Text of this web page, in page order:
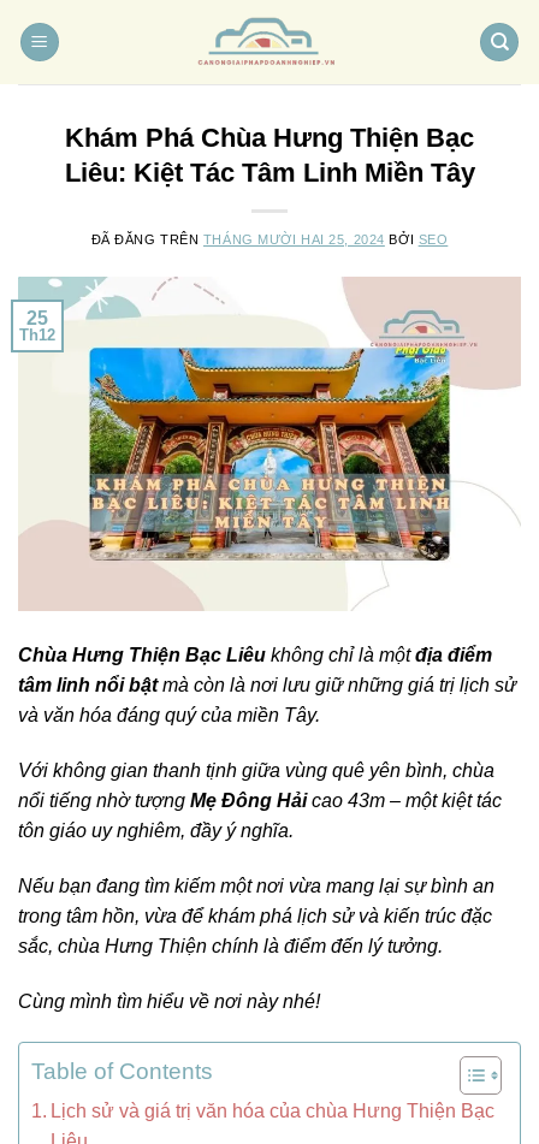
đến
Khám Phá Chùa Hưng Thiện Bạc
Liêu: Kiệt Tác Tâm Linh Miền Tây
ĐÃ ĐĂNG TRÊN THÁNG MƯỜI HAI 25, 2024 BỞI SEO
25
Th12
Chùa Hưng Thiện Bạc Liêu không chỉ là mộtđịa điểm
tâm linh nổi bậtmà còn là nơi lưu giữ những giá trị lịch sử
và văn hóa đáng quý của miền Tây.
Với không gian thanh tịnh giữa vùng quê yên bình, chùa
nổi tiếng nhờ tượng Mẹ Đông Hảicao 43m – một kiệt tác
tôn giáo uy nghiêm, đầy ý nghĩa.
Nếu bạn đang tìm kiếm một nơi vừa mang lại sự bình an
trong tâm hồn, vừa để khám phá lịch sử và kiến trúc đặc
sắc, chùa Hưng Thiện chính là điểm đến lý tưởng.
Cùng mình tìm hiểu về nơi này nhé!
Table of Contents
Lịch sử và giá trị văn hóa của chùa Hưng Thiện Bạc